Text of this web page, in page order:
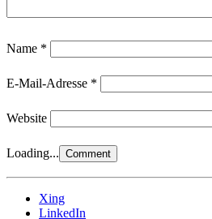
Name *
E-Mail-Adresse *
Website
Loading...
Xing
LinkedIn